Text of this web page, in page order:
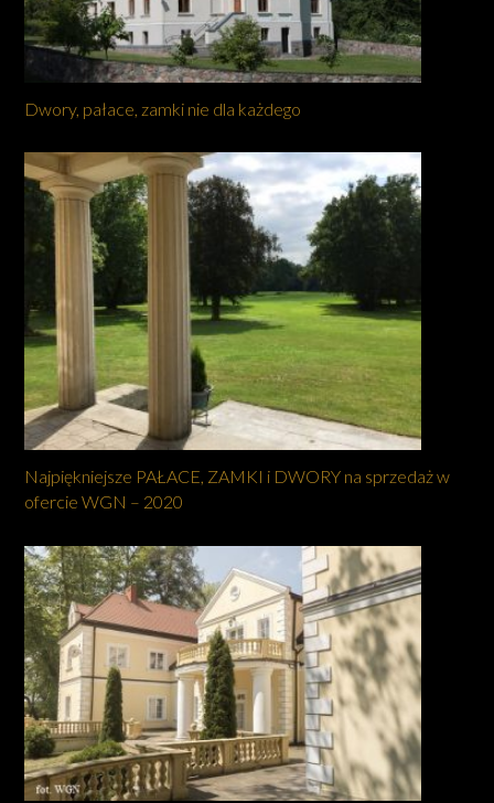
Dwory, pałace, zamki nie dla każdego
Najpiękniejsze PAŁACE, ZAMKI i DWORY na sprzedaż w
ofercie WGN – 2020